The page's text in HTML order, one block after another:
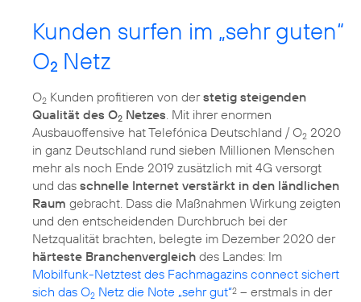
Kunden surfen im „sehr guten“
O2 Netz
O2 Kunden profitieren von derstetig steigenden
Qualität des O2 Netzes . Mit ihrer enormen
Ausbauoffensive hat Telefónica Deutschland / O2 2020
in ganz Deutschland rund sieben Millionen Menschen
mehr als noch Ende 2019 zusätzlich mit 4G versorgt
und das schnelle Internet verstärkt in den ländlichen
Raum gebracht. Dass die Maßnahmen Wirkung zeigten
und den entscheidenden Durchbruch bei der
Netzqualität brachten, belegte im Dezember 2020 der
härteste Branchenvergleich des Landes: Im
Mobilfunk-Netztest des Fachmagazins connect sichert
sich das O2 Netz die Note „sehr gut“2 – erstmals in der